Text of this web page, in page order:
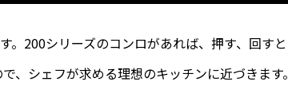
。200シリーズのコンロがあれば、押す、回すと
、シェフが求める理想のキッチンに近づきます。